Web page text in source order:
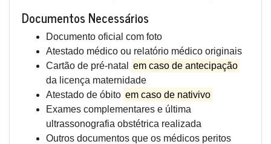
Documentos Necessários
Documento oficial com foto
Atestado médico ou relatório médico originais
Cartão de pré-natal
em caso de antecipação
da licença maternidade
Atestado de óbito em caso de nativivo
Exames complementares e última
ultrassonografia obstétrica realizada
Outros documentos que os médicos peritos